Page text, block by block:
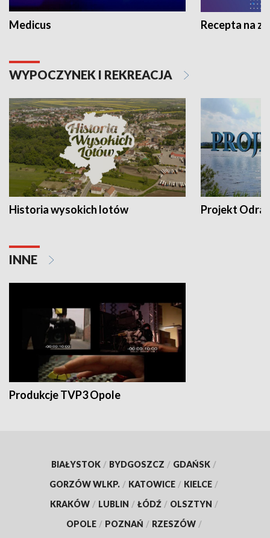
Medicus Recepta na
WYPOCZYNEK I REKREACJA
Historia wysokich lotów Projekt Odra
INNE
Produkcje TVP3 Opole
BIAŁYSTOK / BYDGOSZCZ / GDAŃSK /
GORZÓW WLKP. / KATOWICE / KIELCE /
KRAKÓW / LUBLIN / ŁÓDŹ / OLSZTYN /
OPOLE / POZNAŃ / RZESZÓW /